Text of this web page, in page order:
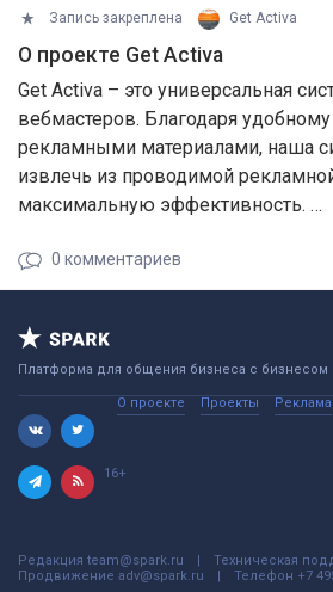
Запись закреплена Get Activa
О проекте Get Activa
Get Activa – это универсальная
вебмастеров. Благодаря
рекламными материалами, наша
извлечь из проводимой
максимальную эффективность. …
0 комментариев
Платформа для общения бизнеса с бизнесом
О проекте Проекты Реклама
16+
Редакция team@spark.ru Техническая
Продвижение adv@spark.ru Телефон +7